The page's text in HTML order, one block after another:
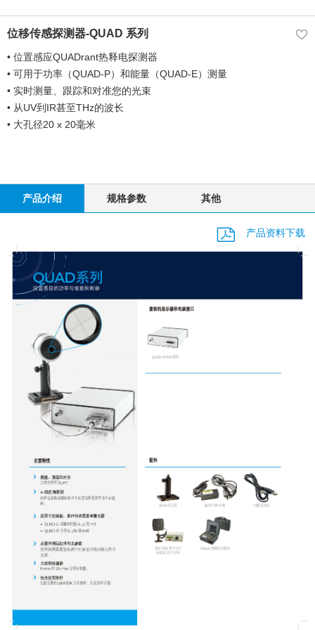
位移传感探测器-QUAD 系列
• 位置感应QUADrant热释电探测器
• 可用于功率（QUAD-P）和能量（QUAD-E）测量
• 实时测量、跟踪和对准您的光束
• 从UV到IR甚至THz的波长
• 大孔径20 x 20毫米
产品介绍 规格参数 其他
产品资料下载